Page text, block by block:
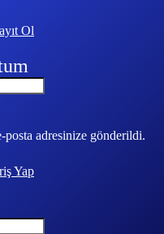
Ol
posta adresinize gönderildi.
Yap